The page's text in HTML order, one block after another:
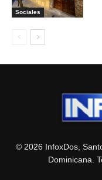
Sociales
© 2026 InfoxDos,
Dominicana.